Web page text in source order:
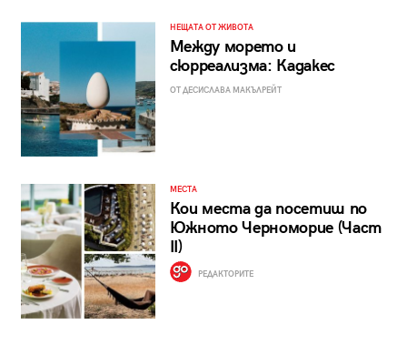
НЕЩАТА ОТ ЖИВОТА
Между морето и
сюрреализма: Кадакес
ОТ ДЕСИСЛАВА МАКЪЛРЕЙТ
МЕСТА
Кои места да посетиш по
Южното Черноморие (Част
II)
РЕДАКТОРИТЕ